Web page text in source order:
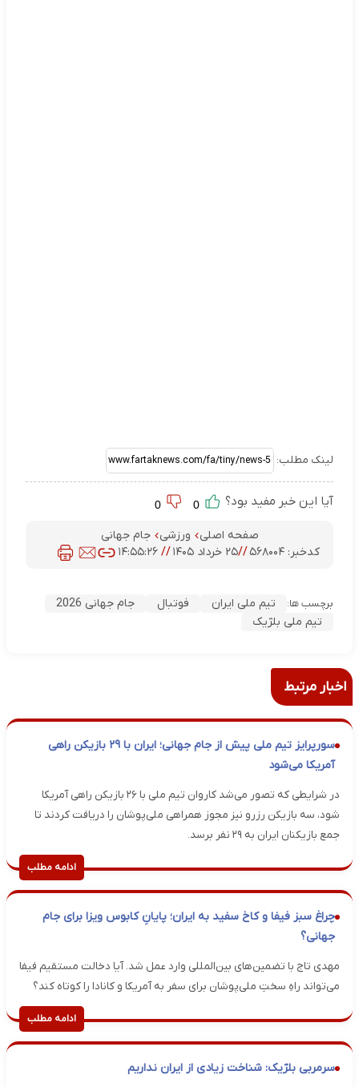
لینک مطلب:
آیا این خبر مفید بود؟
صفحه اصلی ورزشی
جام جهانی
کدخبر: ۵۶۸۰۰۴ //۲۵ خرداد ۱۴۰۵ // ۱۴:۵۵:۲۶
برچسب ها: تیم ملی ایران فوتبال
جام جهانی 2026
تیم ملی بلژیک
اخبار مرتبط
سورپرایز تیم ملی پیش از جام جهانی؛ ایران با ۲۹ بازیکن راهی
آمریکا می‌شود
در شرایطی که تصور می‌شد کاروان تیم ملی با ۲۶ بازیکن راهی آمریکا
شود، سه بازیکن رزرو نیز مجوز همراهی ملی‌پوشان را دریافت کردند تا
جمع بازیکنان ایران به ۲۹ نفر برسد.
ادامه مطلب
چراغ سبز فیفا و کاخ سفید به ایران؛ پایانِ کابوس ویزا برای جام
جهانی؟
مهدی تاج با تضمین‌های بین‌المللی وارد عمل شد. آیا دخالت مستقیم فیفا
می‌تواند راهِ سختِ ملی‌پوشان برای سفر به آمریکا و کانادا را کوتاه کند؟
ادامه مطلب
سرمربی بلژیک: شناخت زیادی از ایران نداریم